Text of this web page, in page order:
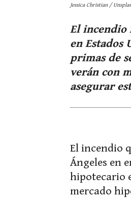
Jessica Christian /
El incendio
en Estados
primas de
verán con
asegurar
El incendio
Ángeles en
hipotecario
mercado